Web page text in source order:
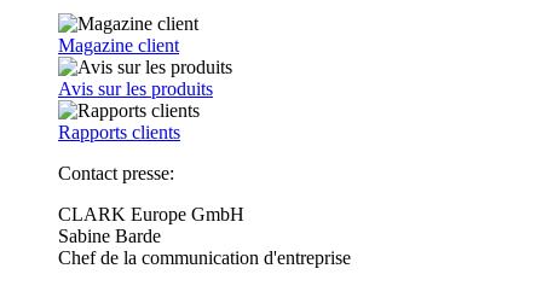
Magazine client
Avis sur les produits
Rapports clients
Contact presse:
CLARK Europe GmbH
Sabine Barde
Chef de la communication d'entreprise